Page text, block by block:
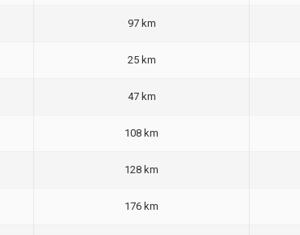
97 km
25 km
47 km
108 km
128 km
176 km